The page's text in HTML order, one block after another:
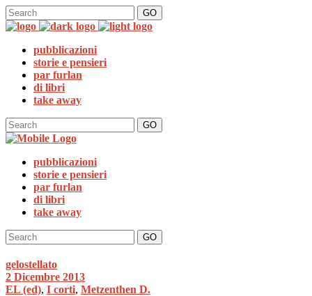
GO
pubblicazioni
storie e pensieri
par furlan
di libri
take away
GO
pubblicazioni
storie e pensieri
par furlan
di libri
take away
GO
gelostellato
2 Dicembre 2013
EL (ed), I corti, Metzenthen D.